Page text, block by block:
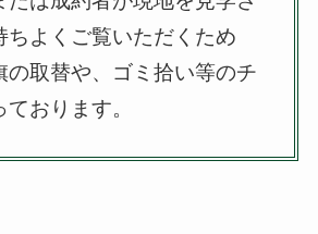
ちよくご覧いただくため
の取替や、ゴミ拾い等のチ
おります。